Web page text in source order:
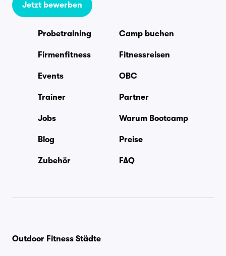
Jetzt bewerben
Probetraining Camp buchen
Firmenfitness Fitnessreisen
Events OBC
Trainer Partner
Jobs Warum Bootcamp
Blog Preise
Zubehör FAQ
Outdoor Fitness Städte